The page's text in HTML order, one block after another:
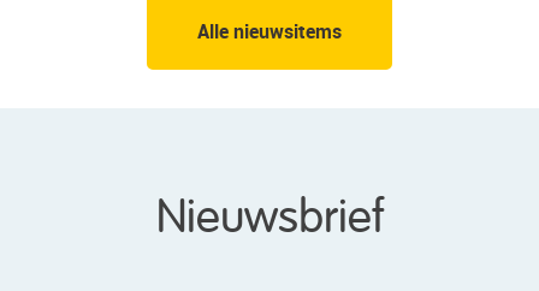
Alle nieuwsitems
Nieuwsbrief